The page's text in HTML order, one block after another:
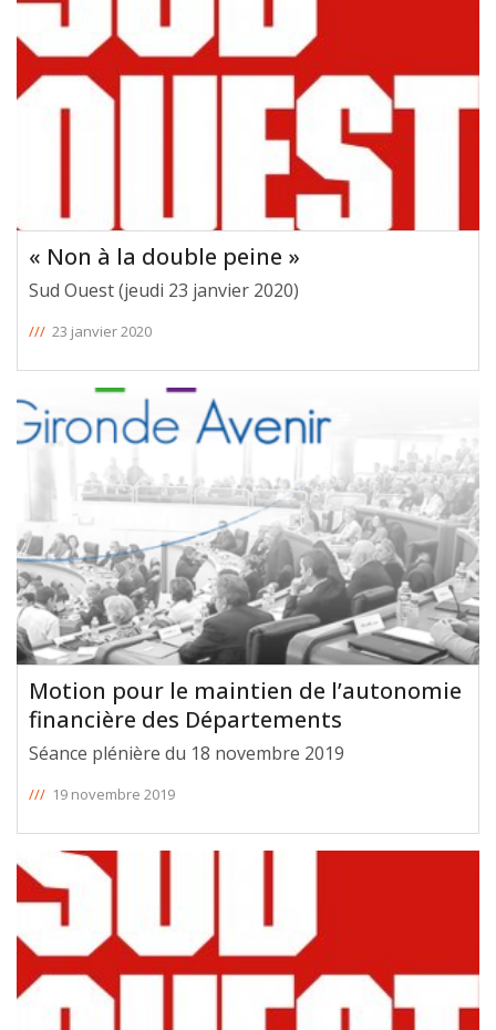
« Non à la double peine »
Sud Ouest (jeudi 23 janvier 2020)
/// 23 janvier 2020
Motion pour le maintien de l’autonomie
financière des Départements
Séance plénière du 18 novembre 2019
/// 19 novembre 2019